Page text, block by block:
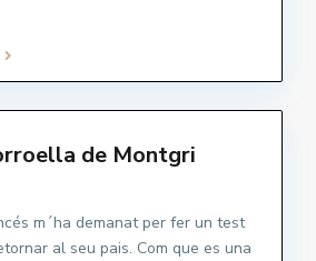
de Montgri
m´ha demanat per fer un test
al seu pais. Com que es una